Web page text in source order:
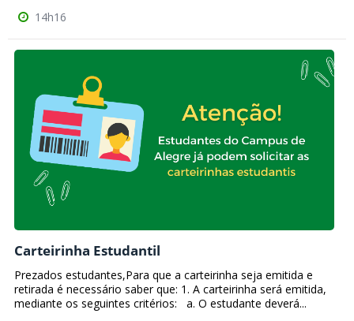
14h16
Carteirinha Estudantil
Prezados estudantes,Para que a carteirinha seja emitida e
retirada é necessário saber que: 1. A carteirinha será emitida,
mediante os seguintes critérios: a. O estudante deverá...